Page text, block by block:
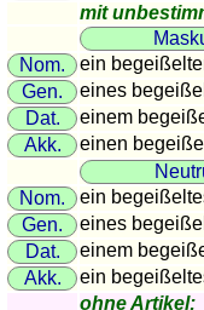
Flüsse-
und
Städtequiz
Flaggen-,
Wappen-
und
Münzenquiz
Städte-
und
Länderquiz
mit
Nom.
ein
Gen.
eines
Dat.
einem
Akk.
einen
Nom.
ein
Gen.
eines
Dat.
einem
Akk.
ein
ohne Artikel: